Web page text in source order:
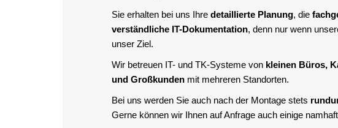
Sie erhalten bei uns Ihre detaillierte Planung, die
verständliche IT-Dokumentation, denn nur wenn
unser Ziel.
Wir betreuen IT- und TK-Systeme von kleinen Büros,
und Großkunden mit mehreren Standorten.
Bei uns werden Sie auch nach der Montage stets
Gerne können wir Ihnen auf Anfrage auch einige